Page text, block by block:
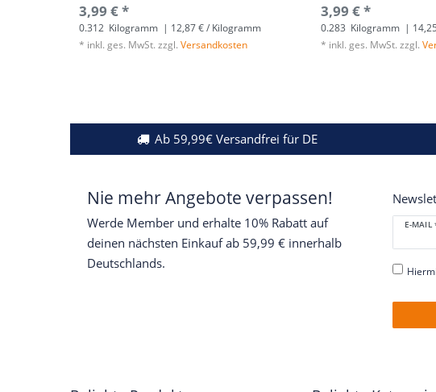
3,99 € *
0.312 Kilogramm | 12,87 € / Kilogramm
* inkl. ges. MwSt. zzgl.Versandkosten
3,99 € *
0.283 Kilogramm |
* inkl. ges. MwSt. zzgl.
Ab 59,99€ Versandfrei für DE
Nie mehr Angebote verpassen!
Werde Member und erhalte 10% Rabatt auf
deinen nächsten Einkauf ab 59,99 € innerhalb
Deutschlands.
E-MAIL
Honig